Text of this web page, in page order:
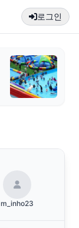
로그인
m_inho23